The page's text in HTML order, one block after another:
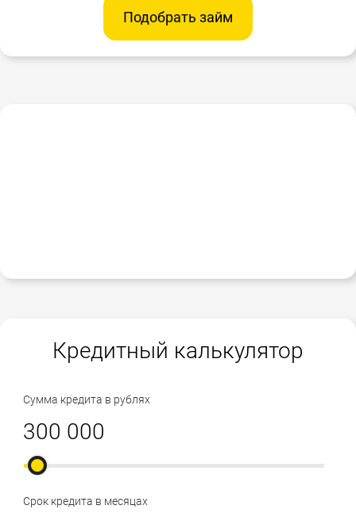
Подобрать займ
Кредитный калькулятор
Сумма кредита в рублях
Срок кредита в месяцах